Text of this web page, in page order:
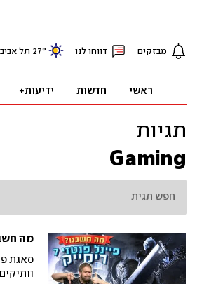
מבזקים דווחו לנו 27° תל אביב
ראשי חדשות ידיעות+
תגיות
Gaming
מה חשבנו
וותיקים